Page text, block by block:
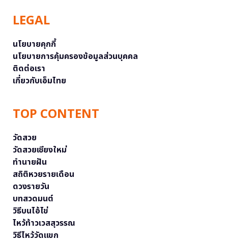
LEGAL
นโยบายคุกกี้
นโยบายการคุ้มครองข้อมูลส่วนบุคคล
ติดต่อเรา
เกี่ยวกับเอ็มไทย
TOP CONTENT
วัดสวย
วัดสวยเชียงใหม่
ทำนายฝัน
สถิติหวยรายเดือน
ดวงรายวัน
บทสวดมนต์
วิธีบนไอ้ไข่
ไหว้ท้าวเวสสุวรรณ
วิธีไหว้วัดแขก